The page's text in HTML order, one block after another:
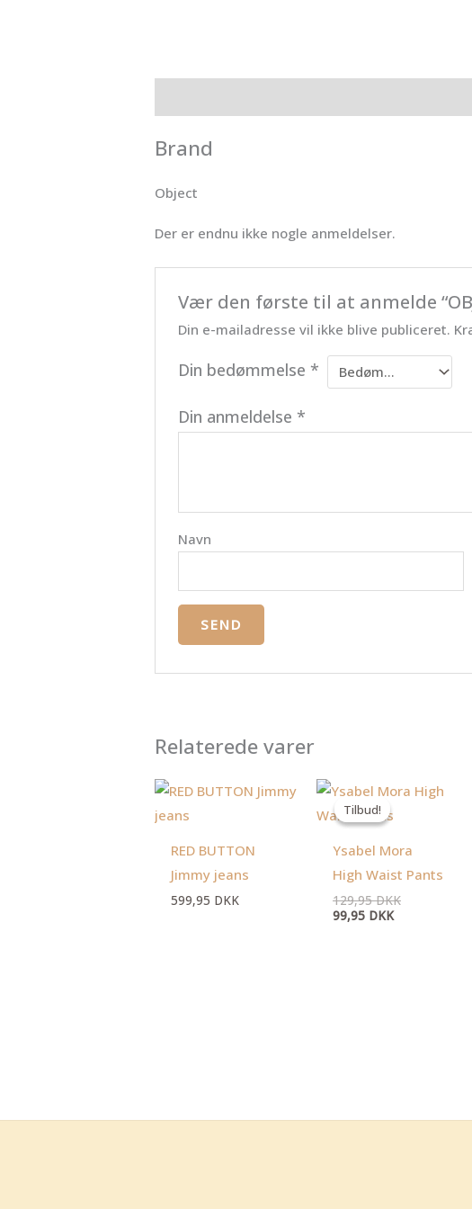
Brand
Object
Der er endnu ikke nogle anmeldelser.
Vær den første til at anmelde
Din e-mailadresse vil ikke blive publiceret.
Din bedømmelse *
Din anmeldelse *
Navn
Relaterede varer
RED BUTTON
Jimmy jeans
599,95 DKK
Tilbud!
Tilbud!
Ysabel Mora
High Waist Pants
129,95DKK
Den
oprindelige
129,95 DKK.
99,95 DKK
Den
aktuelle
99,95 DKK.